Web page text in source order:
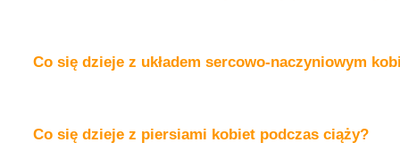
Co się dzieje z układem sercowo-naczyniowym
Co się dzieje z piersiami kobiet podczas ciąży?